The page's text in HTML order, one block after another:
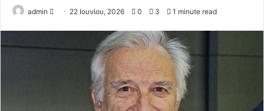
admin 22 Ιουνίου, 2026 0 3 1 minute read